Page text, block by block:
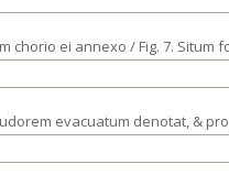
chorio ei annexo / Fig. 7.
evacuatum denotat, &